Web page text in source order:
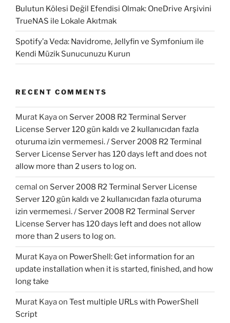
Bulutun Kölesi Değil Efendisi Olmak: OneDrive Arşivini
TrueNAS ile Lokale Akıtmak
Spotify’a Veda: Navidrome, Jellyfin ve Symfonium ile
Kendi Müzik Sunucunuzu Kurun
RECENT COMMENTS
Murat Kayaon Server 2008 R2 Terminal Server
License Server 120 gün kaldı ve 2 kullanıcıdan fazla
oturuma izin vermemesi. / Server 2008 R2 Terminal
Server License Server has 120 days left and does not
allow more than 2 users to log on.
cemal on Server 2008 R2 Terminal Server License
Server 120 gün kaldı ve 2 kullanıcıdan fazla oturuma
izin vermemesi. / Server 2008 R2 Terminal Server
License Server has 120 days left and does not allow
more than 2 users to log on.
Murat Kayaon PowerShell: Get information for an
update installation when it is started, finished, and how
long take
Murat Kayaon Test multiple URLs with PowerShell
Script